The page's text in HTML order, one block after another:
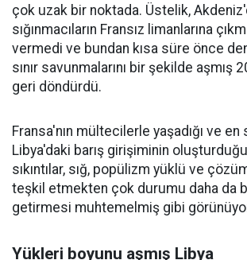
çok uzak bir noktada. Üstelik,
sığınmacıların Fransız limanlarına
vermedi ve bundan kısa süre önce
sınır savunmalarını bir şekilde aşmış
geri döndürdü.
Fransa'nın mültecilerle yaşadığı ve en
Libya'daki barış girişiminin
sıkıntılar, sığ, popülizm yüklü ve
teşkil etmekten çok durumu daha da
getirmesi muhtemelmiş gibi
Yükleri boyunu aşmış Libya